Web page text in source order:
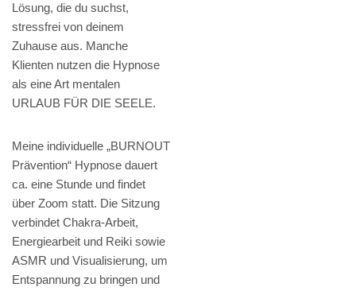
Lösung, die du suchst,
stressfrei von deinem
Zuhause aus. Manche
Klienten nutzen die Hypnose
als eine Art mentalen
URLAUB FÜR DIE SEELE.
Meine individuelle „BURNOUT
Prävention“ Hypnose dauert
ca. eine Stunde und findet
über Zoom statt. Die Sitzung
verbindet Chakra-Arbeit,
Energiearbeit und Reiki sowie
ASMR und Visualisierung, um
Entspannung zu bringen und